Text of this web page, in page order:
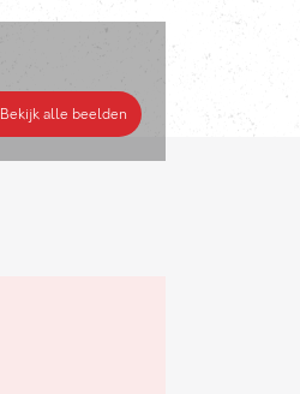
Bekijk alle beelden